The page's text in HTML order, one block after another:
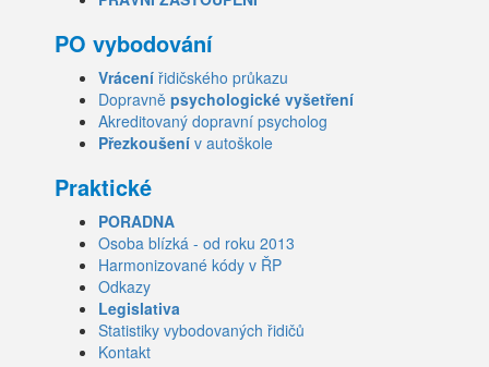
PO vybodování
Vrácení řidičského průkazu
Dopravně psychologické vyšetření
Akreditovaný dopravní psycholog
Přezkoušení v autoškole
Praktické
PORADNA
Osoba blízká - od roku 2013
Harmonizované kódy v ŘP
Odkazy
Legislativa
Statistiky vybodovaných řidičů
Kontakt